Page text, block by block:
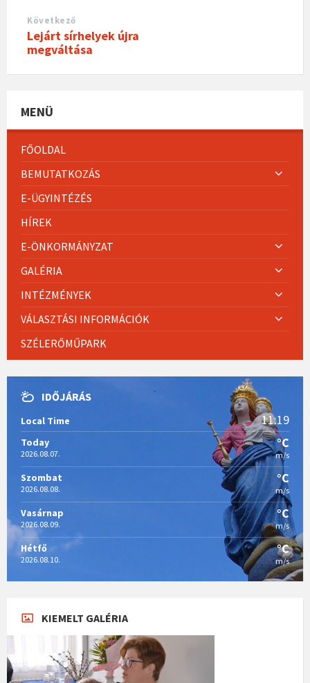
Következő
Lejárt sírhelyek újra
megváltása
MENÜ
FŐOLDAL
BEMUTATKOZÁS
E-ÜGYINTÉZÉS
HÍREK
E-ÖNKORMÁNYZAT
GALÉRIA
INTÉZMÉNYEK
VÁLASZTÁSI INFORMÁCIÓK
SZÉLERŐMŰPARK
IDŐJÁRÁS
Local Time 11:19
Today
2026.08.07.
°C
m/s
Szombat
2026.08.08.
°C
m/s
Vasárnap
2026.08.09.
°C
m/s
Hétfő
2026.08.10.
°C
m/s
KIEMELT GALÉRIA